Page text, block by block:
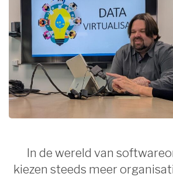
In de wereld van
kiezen steeds meer